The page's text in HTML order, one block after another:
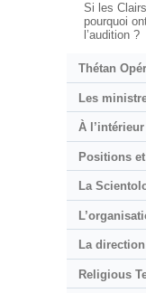
Si les
pourquoi
l’audition ?
Thétan
Les
À
Positions
La
La
Religious